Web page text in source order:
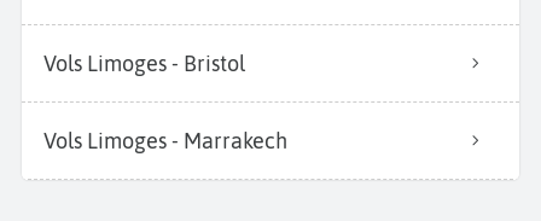
Vols Limoges - Bristol
Vols Limoges - Marrakech